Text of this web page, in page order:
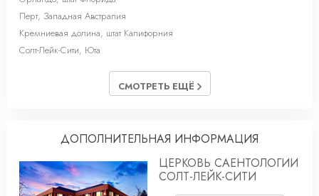
Перт, Западная Австралия
Кремниевая долина, штат Калифорния
Солт-Лейк-Cити, Юта
СМОТРЕТЬ ЕЩЁ
ДОПОЛНИТЕЛЬНАЯ ИНФОРМАЦИЯ
ЦЕРКОВЬ САЕНТОЛОГИИ
СОЛТ-ЛЕЙК-СИТИ